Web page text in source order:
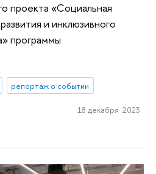
проекта «Социальная
и инклюзивного
программы
репортаж о событии
18 декабря 2023